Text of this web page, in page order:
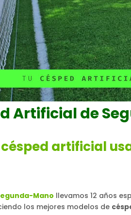
Artificial de
césped artificial
Mano llevamos 12 años
los mejores modelos de